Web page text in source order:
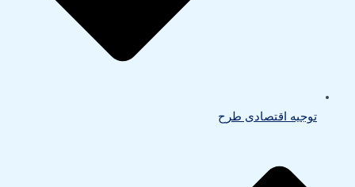
توجیه اقتصادی طرح